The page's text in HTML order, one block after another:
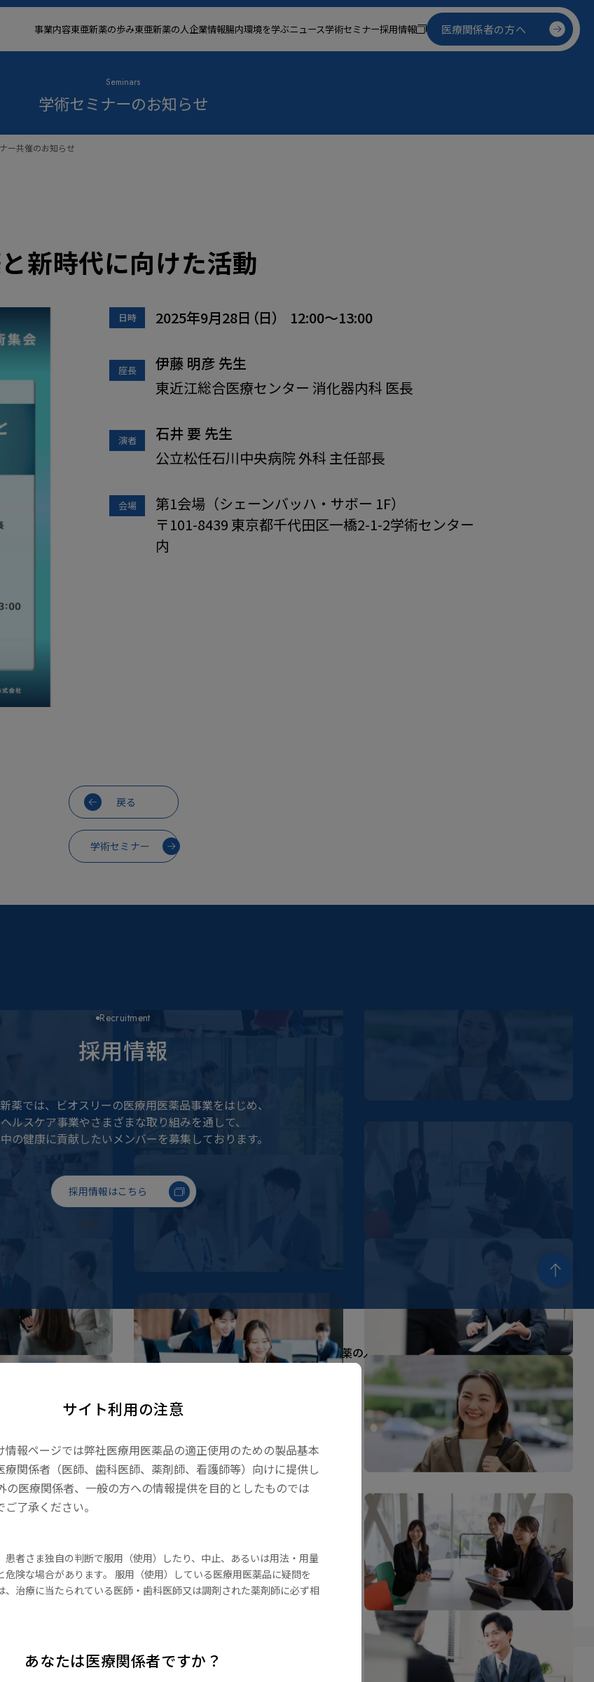
サイト利用の注意
情報ページでは弊社医療用医薬品の適正使用のための製品基本
療関係者（医師、歯科医師、薬剤師、看護師等）向けに提供し
の医療関係者、一般の方への情報提供を目的としたものでは
了承ください。
患者さま独自の判断で服用（使用）したり、中止、あるいは用法・用量
危険な場合があります。 服用（使用）している医療用医薬品に疑問を
、治療に当たられている医師・歯科医師又は調剤された薬剤師に必ず相
あなたは医療関係者ですか？
事業内容東亜新薬の歩み東亜新薬の人企業情報腸内環境を学ぶニュース学術セミナー採用情報 医療関係者の方へ
Seminars
学術セミナーのお知らせ
ー共催のお知らせ
新時代に向けた活動
日時 2025年9月28日（日） 12:00～13:00
座長 伊藤 明彦 先生
東近江総合医療センター 消化器内科 医長
演者 石井 要 先生
公立松任石川中央病院 外科 主任部長
会場
第1会場（シェーンバッハ・サボー 1F）
〒101-8439 東京都千代田区一橋2-1-2学術センター
内
戻る
学術セミナー
Recruitment
採用情報
薬では、ビオスリーの医療用医薬品事業をはじめ、
ヘルスケア事業やさまざまな取り組みを通して、
の健康に貢献したいメンバーを募集しております。
採用情報はこちら
事業内容
ヘルスケア事業
東亜新薬の歩み
ビオスリーとは
東亜新薬の人 企業情報
企業情報
東亜新薬の存在意義
代表メッセージ
会社概要
健康への取り組み
腸内環境を学ぶ
菌のリレーとは
採用情報
プライバシーポリシーサイトマップ